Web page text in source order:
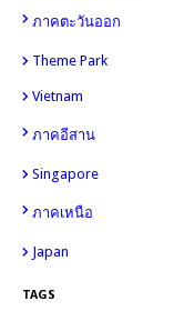
ภาคตะวันออก
Theme Park
Vietnam
ภาคอีสาน
Singapore
ภาคเหนือ
Japan
TAGS